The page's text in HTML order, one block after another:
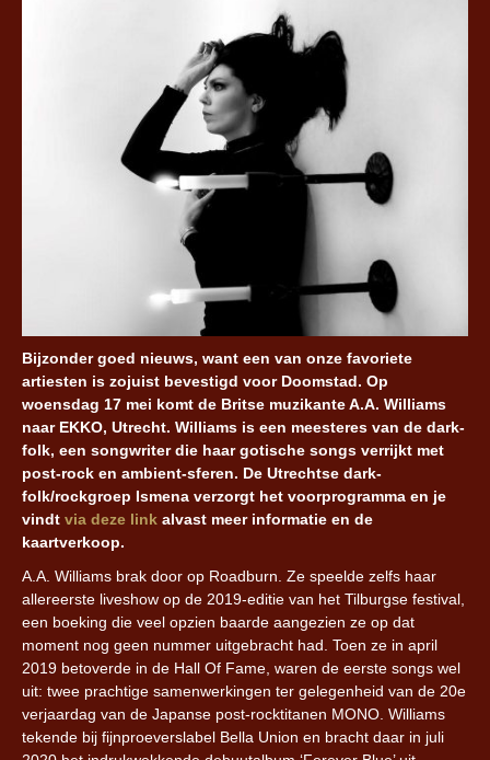
Bijzonder goed nieuws, want een van onze favoriete
artiesten is zojuist bevestigd voor Doomstad. Op
woensdag 17 mei komt de Britse muzikante A.A. Williams
naar EKKO, Utrecht. Williams is een meesteres van de dark-
folk, een songwriter die haar gotische songs verrijkt met
post-rock en ambient-sferen. De Utrechtse dark-
folk/rockgroep Ismena verzorgt het voorprogramma en je
vindt via deze link alvast meer informatie en de
kaartverkoop.
A.A. Williams brak door op Roadburn. Ze speelde zelfs haar
allereerste liveshow op de 2019-editie van het Tilburgse festival,
een boeking die veel opzien baarde aangezien ze op dat
moment nog geen nummer uitgebracht had. Toen ze in april
2019 betoverde in de Hall Of Fame, waren de eerste songs wel
uit: twee prachtige samenwerkingen ter gelegenheid van de 20e
verjaardag van de Japanse post-rocktitanen MONO. Williams
tekende bij fijnproeverslabel Bella Union en bracht daar in juli